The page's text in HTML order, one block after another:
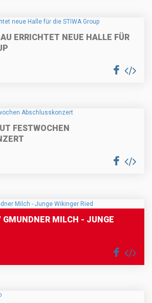
ERRICHTET NEUE HALLE FÜR
FESTWOCHEN
GMUNDNER MILCH - JUNGE